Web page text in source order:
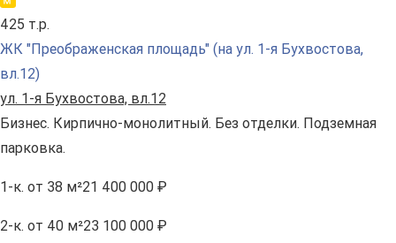
425 т.р.
ЖК "Преображенская площадь" (на ул. 1-я Бухвостова,
вл.12)
ул. 1-я Бухвостова, вл.12
Бизнес. Кирпично-монолитный. Без отделки. Подземная
парковка.
1-к. от 38 м²21 400 000 ₽
2-к. от 40 м²23 100 000 ₽